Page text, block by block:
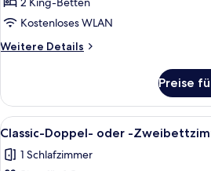
oder
-
Zweibettzimmer
Kostenloses WLAN
Weitere Details
Weitere
Doppel-
oder
-
Zweibettzimmer
Preise
Alle
Fotos
für
1
14
Classic-Doppel- oder -
1 Schlafzimmer